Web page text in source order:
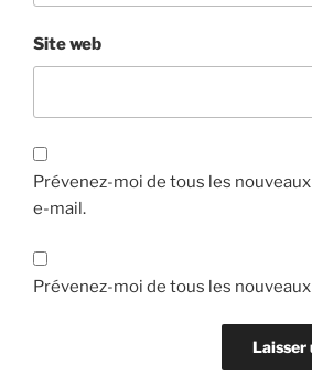
Site web
Prévenez-moi de tous les
e-mail.
Prévenez-moi de tous les